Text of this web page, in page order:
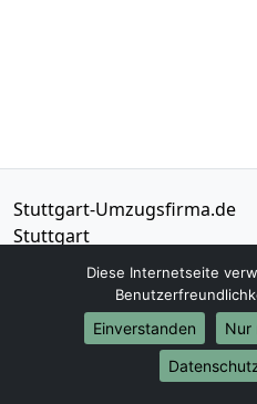
Stuttgart-Umzugsfirma.de
Stuttgart
01579-2482305
info@stuttgart-
Mo - Sa:
Diese Internetseite
Einverstanden
Nur